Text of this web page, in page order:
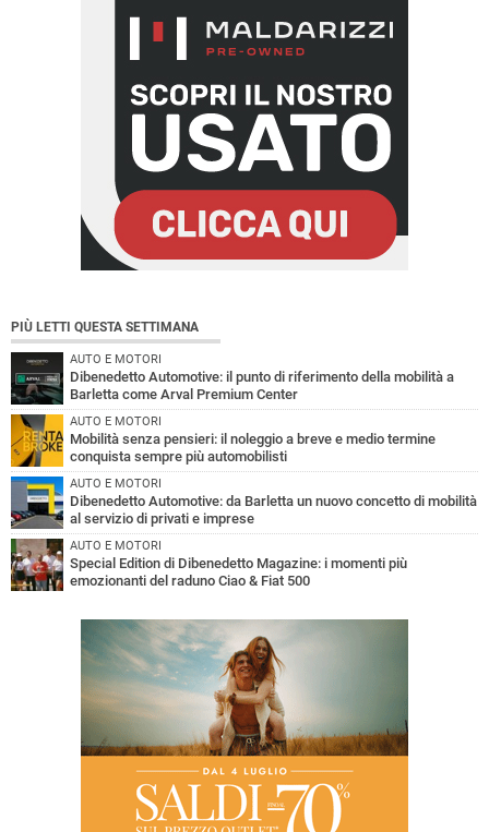
PIÙ LETTI QUESTA SETTIMANA
AUTO E MOTORI
Dibenedetto Automotive: il punto di riferimento della mobilità a
Barletta come Arval Premium Center
AUTO E MOTORI
Mobilità senza pensieri: il noleggio a breve e medio termine
conquista sempre più automobilisti
AUTO E MOTORI
Dibenedetto Automotive: da Barletta un nuovo concetto di mobilità
al servizio di privati e imprese
AUTO E MOTORI
Special Edition di Dibenedetto Magazine: i momenti più
emozionanti del raduno Ciao & Fiat 500